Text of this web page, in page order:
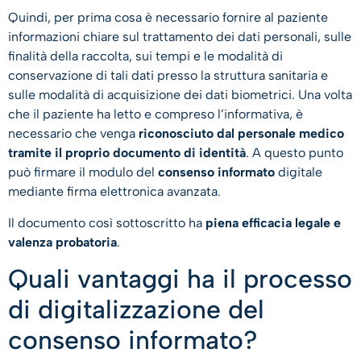
Quindi, per prima cosa è necessario fornire al paziente
informazioni chiare sul trattamento dei dati personali, sulle
finalità della raccolta, sui tempi e le modalità di
conservazione di tali dati presso la struttura sanitaria e
sulle modalità di acquisizione dei dati biometrici. Una volta
che il paziente ha letto e compreso l’informativa, è
necessario che venga riconosciuto dal personale medico
tramite il proprio documento di identità. A questo punto
può firmare il modulo del consenso informato digitale
mediante firma elettronica avanzata.
Il documento così sottoscritto ha piena efficacia legale e
valenza probatoria.
Quali vantaggi ha il processo
di digitalizzazione del
consenso informato?